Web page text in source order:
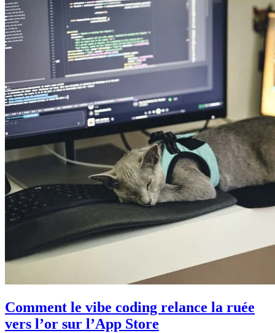
Comment le vibe coding relance la ruée
vers l’or sur l’App Store